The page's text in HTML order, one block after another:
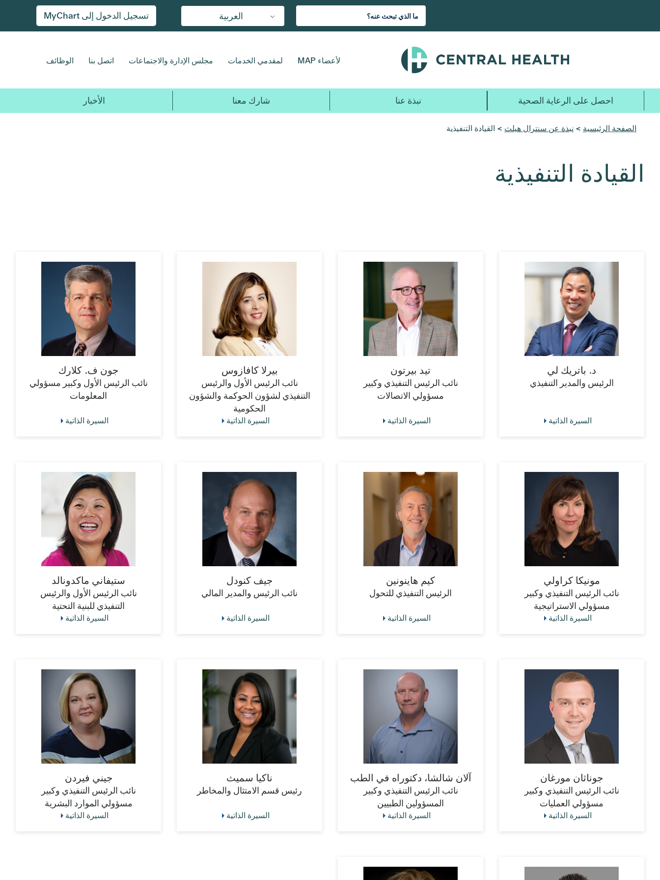
المحتوى
العربية تسجيل الدخول إلى MyChart
لأعضاء MAP لمقدمي الخدمات مجلس الإدارة والاجتماعات اتصل بنا الوظائف
احصل على الرعاية الصحية نبذة عنا شارك معنا الأخبار
الصفحة الرئيسية > نبذة عن سنترال هيلث > القيادة التنفيذية
القيادة التنفيذية
د. باتريك لي
الرئيس والمدير التنفيذي
السيرة الذاتية
تيد بيرتون
نائب الرئيس التنفيذي وكبير
مسؤولي الاتصالات
السيرة الذاتية
بيرلا كافازوس
نائب الرئيس الأول والرئيس
التنفيذي لشؤون الحوكمة والشؤون
الحكومية
السيرة الذاتية
جون ف. كلارك
نائب الرئيس الأول وكبير مسؤولي
المعلومات
السيرة الذاتية
مونيكا كراولي
نائب الرئيس التنفيذي وكبير
مسؤولي الاستراتيجية
السيرة الذاتية
كيم هاينونين
الرئيس التنفيذي للتحول
السيرة الذاتية
جيف كنودل
نائب الرئيس والمدير المالي
السيرة الذاتية
ستيفاني ماكدونالد
نائب الرئيس الأول والرئيس
التنفيذي للبنية التحتية
السيرة الذاتية
جوناثان مورغان
نائب الرئيس التنفيذي وكبير
مسؤولي العمليات
السيرة الذاتية
آلان شالشا، دكتوراه في الطب
نائب الرئيس التنفيذي وكبير
المسؤولين الطبيين
السيرة الذاتية
ناكيا سميث
رئيس قسم الامتثال والمخاطر
السيرة الذاتية
جيني فيردن
نائب الرئيس التنفيذي وكبير
مسؤولي الموارد البشرية
السيرة الذاتية